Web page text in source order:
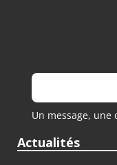
Un message,
Actualités